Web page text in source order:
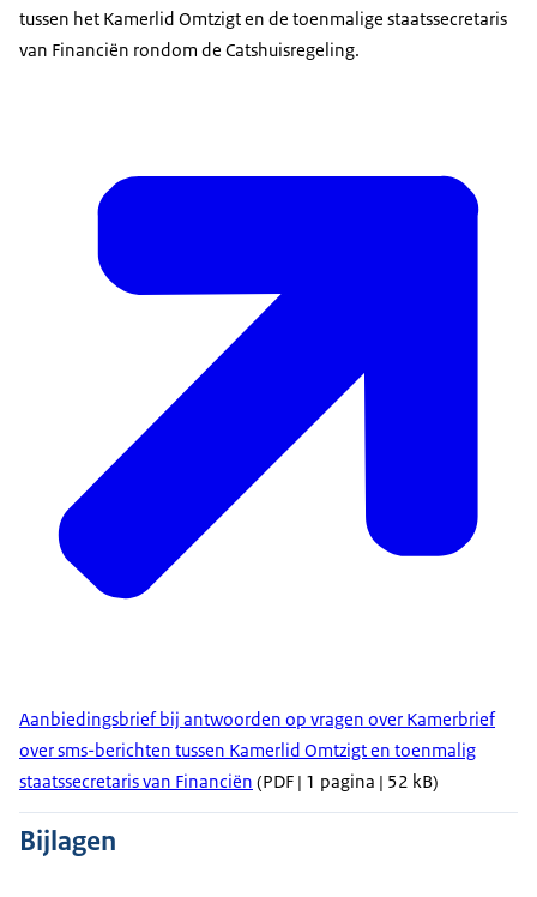
tussen het Kamerlid Omtzigt en de toenmalige staatssecretaris
van Financiën rondom de Catshuisregeling.
Aanbiedingsbrief bij antwoorden op vragen over Kamerbrief
over sms-berichten tussen Kamerlid Omtzigt en toenmalig
staatssecretaris van Financiën (PDF | 1 pagina | 52 kB)
Bijlagen